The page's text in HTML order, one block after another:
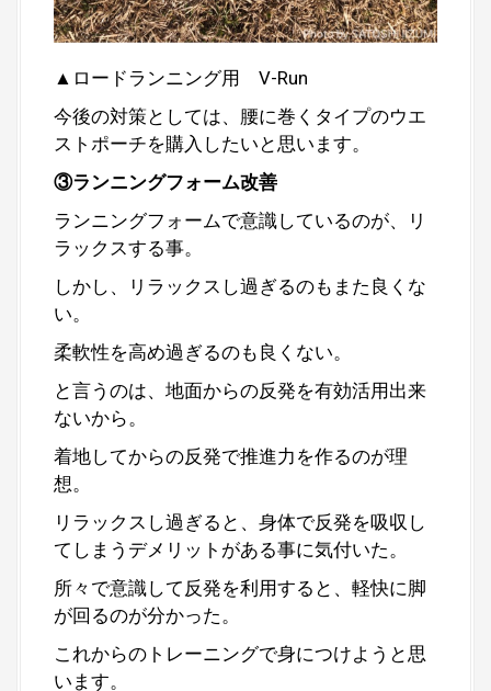
▲ロードランニング用 V-Run
今後の対策としては、腰に巻くタイプのウエ
ストポーチを購入したいと思います。
③ランニングフォーム改善
ランニングフォームで意識しているのが、リ
ラックスする事。
しかし、リラックスし過ぎるのもまた良くな
い。
柔軟性を高め過ぎるのも良くない。
と言うのは、地面からの反発を有効活用出来
ないから。
着地してからの反発で推進力を作るのが理
想。
リラックスし過ぎると、身体で反発を吸収し
てしまうデメリットがある事に気付いた。
所々で意識して反発を利用すると、軽快に脚
が回るのが分かった。
これからのトレーニングで身につけようと思
います。